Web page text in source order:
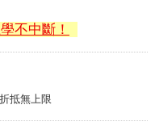
不中斷！
折抵無上限